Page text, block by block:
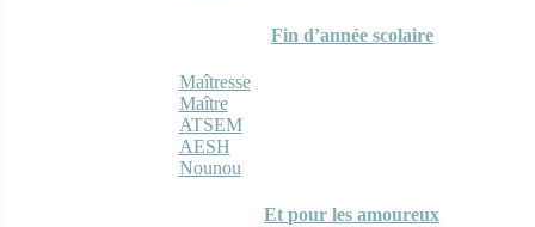
Fin d’année scolaire
Maîtresse
Maître
ATSEM
AESH
Nounou
Et pour les amoureux